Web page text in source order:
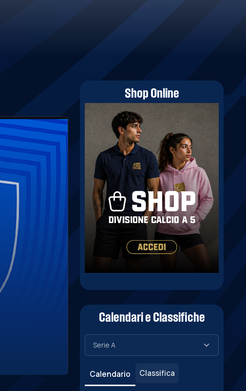
Shop Online
Calendari e Classifiche
Calendario Classifica